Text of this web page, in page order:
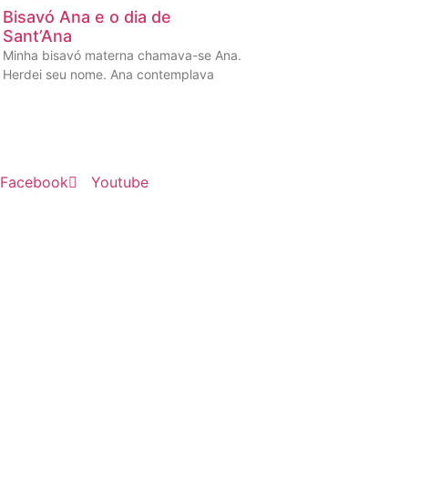
Bisavó Ana e o dia de
Sant’Ana
Minha bisavó materna chamava-se Ana.
Herdei seu nome. Ana contemplava
Facebook Youtube